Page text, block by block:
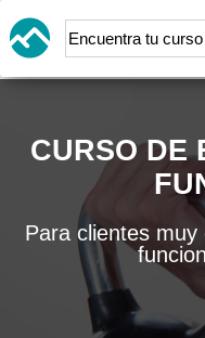
CURSO DE
Para clientes